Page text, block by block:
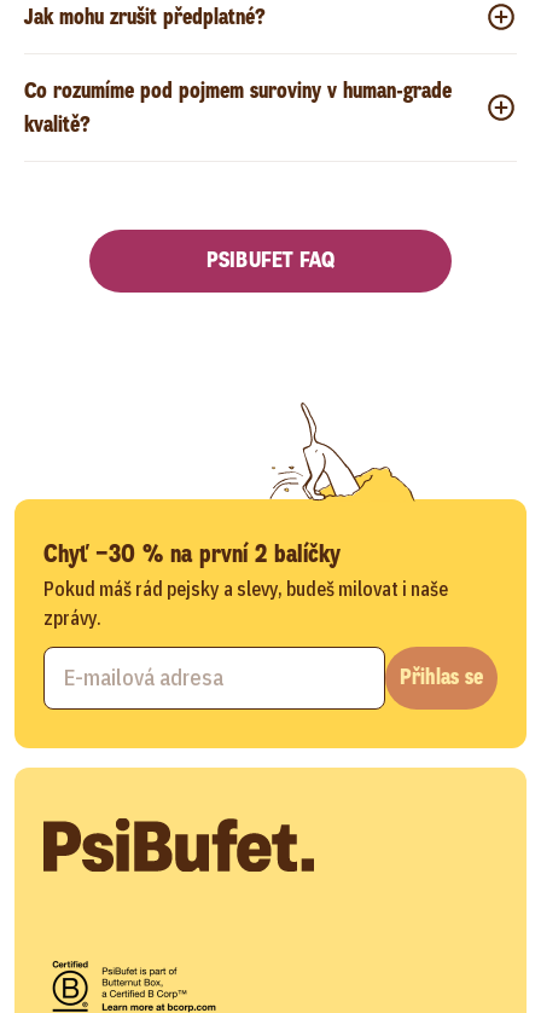
Jak mohu zrušit předplatné?
Co rozumíme pod pojmem suroviny v human-grade
kvalitě?
PSIBUFET FAQ
Chyť −30 % na první 2 balíčky
Pokud máš rád pejsky a slevy, budeš milovat i naše
zprávy.
Přihlas se